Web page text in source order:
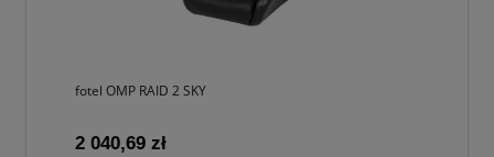
fotel OMP RAID 2 SKY
2 040,69 zł